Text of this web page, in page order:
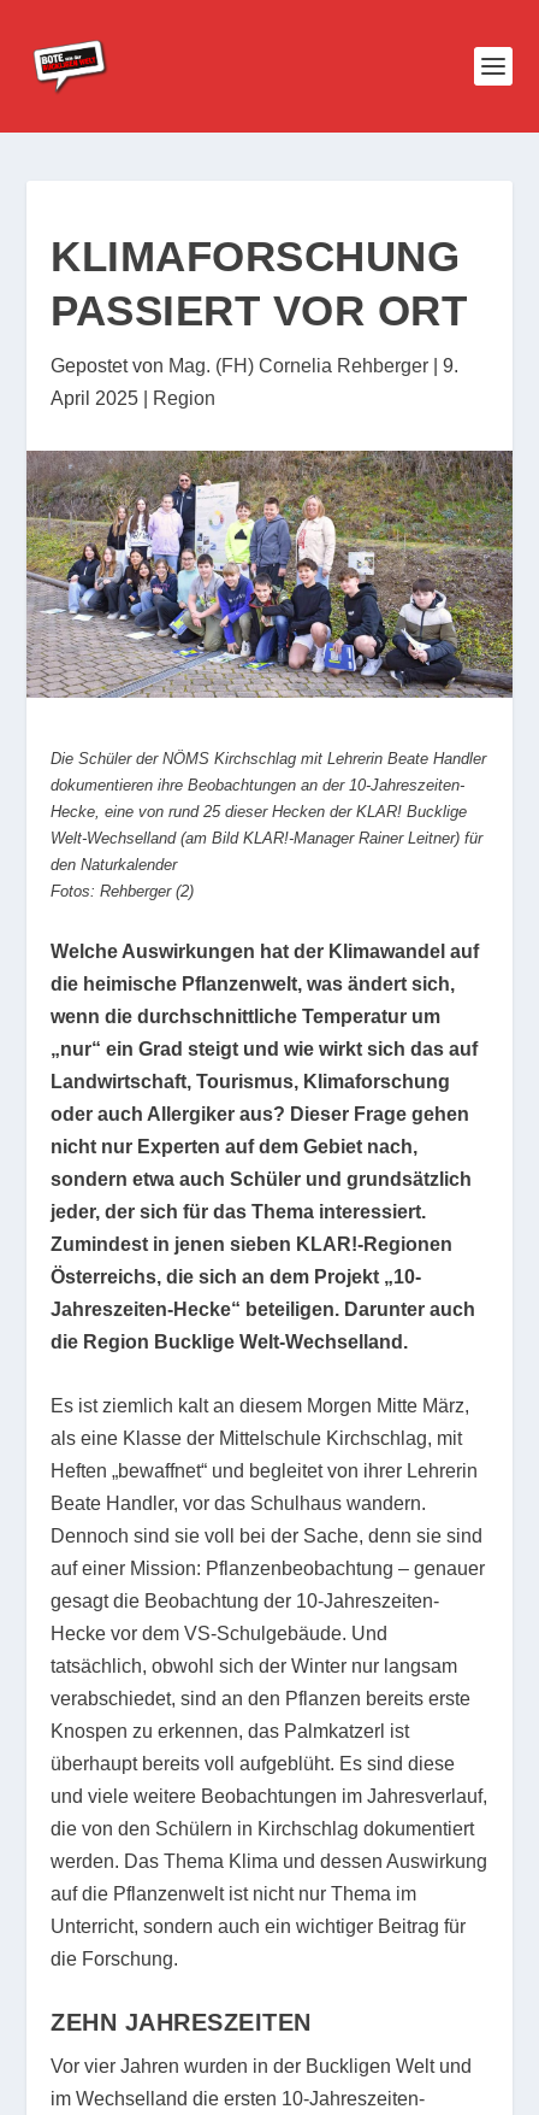
KLIMAFORSCHUNG
PASSIERT VOR ORT
Gepostet von Mag. (FH) Cornelia Rehberger |9.
April 2025
Region
Die Schüler der NÖMS Kirchschlag mit Lehrerin Beate Handler
dokumentieren ihre Beobachtungen an der 10-Jahreszeiten-
Hecke, eine von rund 25 dieser Hecken der KLAR! Bucklige
Welt-Wechselland (am Bild KLAR!-Manager Rainer Leitner) für
den Naturkalender
Fotos: Rehberger (2)
Welche Auswirkungen hat der Klimawandel auf
die heimische Pflanzenwelt, was ändert sich,
wenn die durchschnittliche Temperatur um
„nur“ ein Grad steigt und wie wirkt sich das auf
Landwirtschaft, Tourismus, Klimaforschung
oder auch Allergiker aus? Dieser Frage gehen
nicht nur Experten auf dem Gebiet nach,
sondern etwa auch Schüler und grundsätzlich
jeder, der sich für das Thema interessiert.
Zumindest in jenen sieben KLAR!-Regionen
Österreichs, die sich an dem Projekt „10-
Jahreszeiten-Hecke“ beteiligen. Darunter auch
die Region Bucklige Welt-Wechselland.
Es ist ziemlich kalt an diesem Morgen Mitte März,
als eine Klasse der Mittelschule Kirchschlag, mit
Heften „bewaffnet“ und begleitet von ihrer Lehrerin
Beate Handler, vor das Schulhaus wandern.
Dennoch sind sie voll bei der Sache, denn sie sind
auf einer Mission: Pflanzenbeobachtung – genauer
gesagt die Beobachtung der 10-Jahreszeiten-
Hecke vor dem VS-Schulgebäude. Und
tatsächlich, obwohl sich der Winter nur langsam
verabschiedet, sind an den Pflanzen bereits erste
Knospen zu erkennen, das Palmkatzerl ist
überhaupt bereits voll aufgeblüht. Es sind diese
und viele weitere Beobachtungen im Jahresverlauf,
die von den Schülern in Kirchschlag dokumentiert
werden. Das Thema Klima und dessen Auswirkung
auf die Pflanzenwelt ist nicht nur Thema im
Unterricht, sondern auch ein wichtiger Beitrag für
die Forschung.
ZEHN JAHRESZEITEN
Vor vier Jahren wurden in der Buckligen Welt und
im Wechselland die ersten 10-Jahreszeiten-